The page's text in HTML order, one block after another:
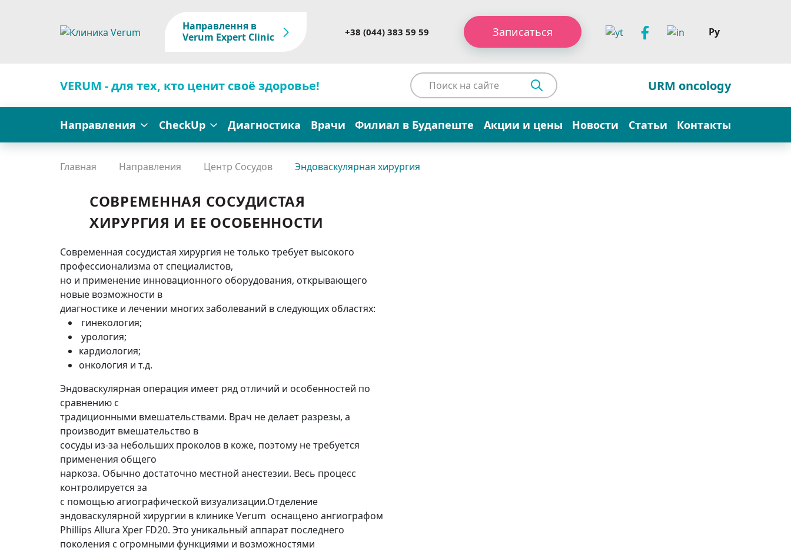
Направлення в
Verum Expert Clinic
+38 (044) 383 59 59 Записаться Ру
VERUM - для тех, кто ценит своё здоровье! URM oncology
Направления CheckUp Диагностика Врачи Филиал в Будапеште Акции и цены Новости Статьи Контакты
Главная Направления Центр Сосудов Эндоваскулярная хирургия
СОВРЕМЕННАЯ СОСУДИСТАЯ
ХИРУРГИЯ И ЕЕ ОСОБЕННОСТИ
Современная сосудистая хирургия не только требует высокого
профессионализма от специалистов,
но и применение инновационного оборудования, открывающего
новые возможности в
диагностике и лечении многих заболеваний в следующих областях:
гинекология;
урология;
кардиология;
онкология и т.д.
Эндоваскулярная операция имеет ряд отличий и особенностей по
сравнению с
традиционными вмешательствами. Врач не делает разрезы, а
производит вмешательство в
сосуды из-за небольших проколов в коже, поэтому не требуется
применения общего
наркоза. Обычно достаточно местной анестезии. Весь процесс
контролируется за
с помощью агиографической визуализации.Отделение
эндоваскулярной хирургии в клинике Verum оснащено ангиографом
Phillips Allura Xper FD20. Это уникальный аппарат последнего
поколения с огромными функциями и возможностями